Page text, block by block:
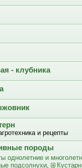
- клубника
и рецепты
породы
однолетние и
подсолнухи,